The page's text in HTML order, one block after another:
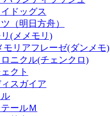
ドッグス
（明日方舟）
(メメモリ)
モリアフレーゼ(ダンメモ)
ニクル(チェンクロ)
クト
スガイア
ールＭ